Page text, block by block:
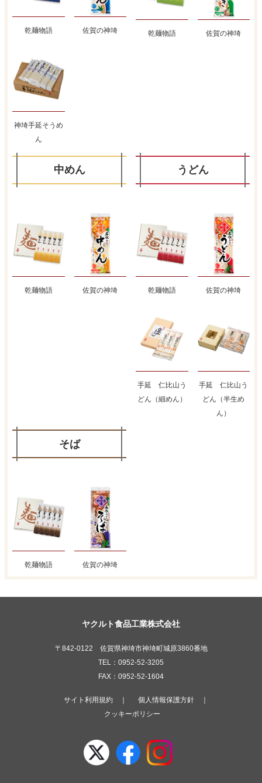
乾麺物語 佐賀の神埼
神埼手延そうめ
ん
乾麺物語 佐賀の神埼
中めん
乾麺物語 佐賀の神埼
うどん
乾麺物語 佐賀の神埼
手延 仁比山う
どん（細めん）
手延 仁比山う
どん（半生め
ん）
そば
乾麺物語 佐賀の神埼
ヤクルト食品工業株式会社
〒842-0122 佐賀県神埼市神埼町城原3860番地
TEL：0952-52-3205
FAX：0952-52-1604
サイト利用規約｜ 個人情報保護方針｜
クッキーポリシー